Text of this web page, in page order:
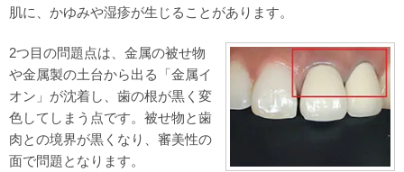
肌に、かゆみや湿疹が生じることがあります。
2つ目の問題点は、金属の被せ物
や金属製の土台から出る「金属イ
オン」が沈着し、歯の根が黒く変
色してしまう点です。被せ物と歯
肉との境界が黒くなり、審美性の
面で問題となります。